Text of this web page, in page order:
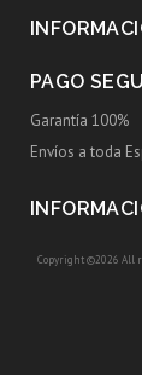
PAGO
Garantía 100%
Envíos a toda
Copyright ©2026 All